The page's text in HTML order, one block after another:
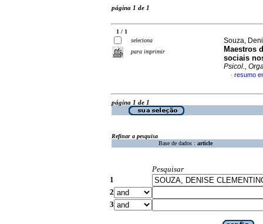
página 1 de 1
1 / 1
seleciona
para imprimir
Souza,
Maestros
sociais
Psicol.,
· resumo
página 1 de 1
Refinar a pesquisa
Base de dados : article
Pesquisar
1
2
3